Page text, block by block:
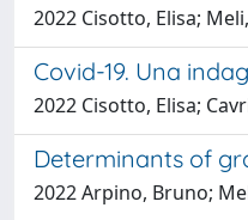
2022 Cisotto, Elisa;
Covid-19. Una
2022 Cisotto, Elisa;
Determinants of
2022 Arpino, Bruno;